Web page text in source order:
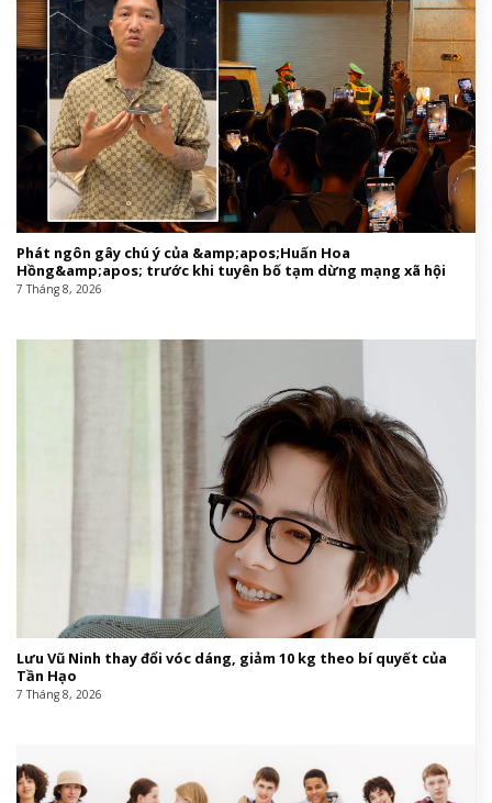
Phát ngôn gây chú ý của &amp;apos;Huấn Hoa
Hồng&amp;apos; trước khi tuyên bố tạm dừng mạng xã hội
7 Tháng 8, 2026
Lưu Vũ Ninh thay đổi vóc dáng, giảm 10 kg theo bí quyết của
Tần Hạo
7 Tháng 8, 2026